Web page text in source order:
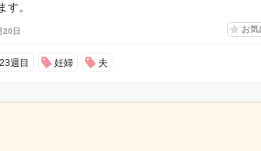
す。
20日 お気
週目 妊婦 夫